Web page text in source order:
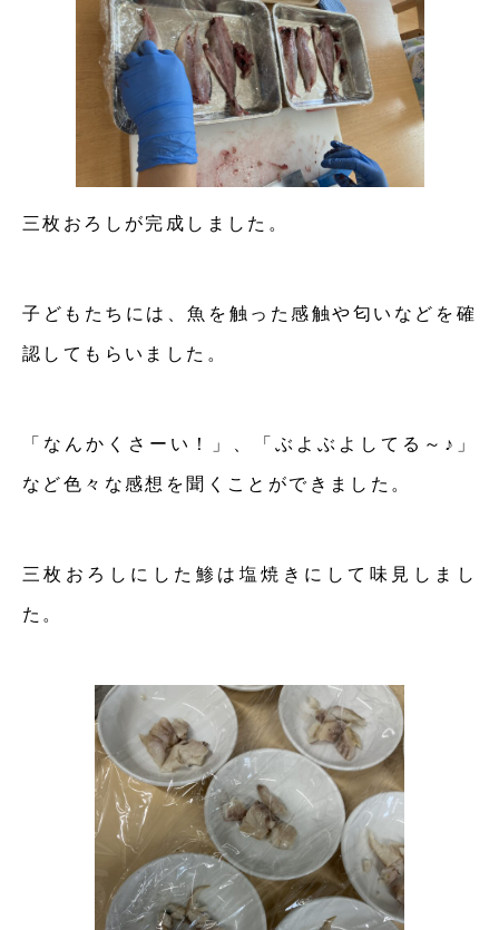
三枚おろしが完成しました。
子どもたちには、魚を触った感触や匂いなどを確
認してもらいました。
「なんかくさーい！」、「ぶよぶよしてる～♪」
など色々な感想を聞くことができました。
三枚おろしにした鯵は塩焼きにして味見しまし
た。